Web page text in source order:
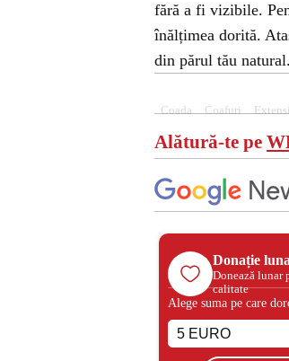
fără a fi vizibile.
înălțimea dorită.
din părul tău
Coada Coafuri
Alătură-te pe
Donație
Donează lunar
calitate
Alege suma pe care